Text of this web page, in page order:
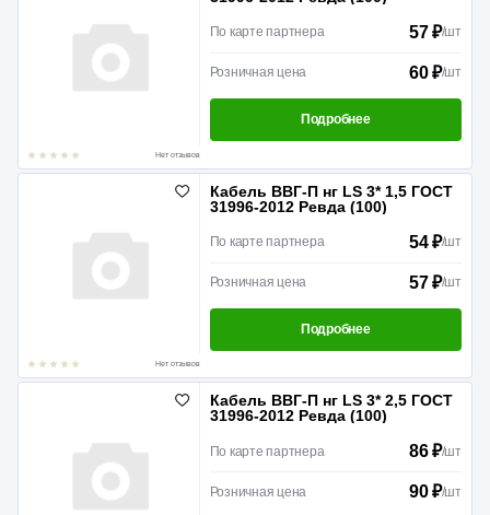
Нет отзывов
По карте партнера 57 ₽/шт
Розничная цена 60 ₽/шт
Подробнее
Нет отзывов
Кабель ВВГ-П нг LS 3* 1,5 ГОСТ
31996-2012 Ревда (100)
По карте партнера 54 ₽/шт
Розничная цена 57 ₽/шт
Подробнее
Кабель ВВГ-П нг LS 3* 2,5 ГОСТ
31996-2012 Ревда (100)
По карте партнера 86 ₽/шт
Розничная цена 90 ₽/шт